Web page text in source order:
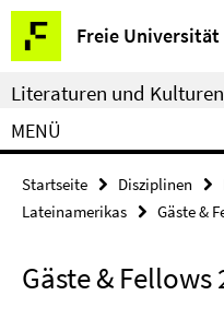
Springe
direkt
zu
Inhalt
Freie
Service-
Navigation
Literaturen und
MENÜ
Startseite Disziplinen
Lateinamerikas
Gäste &
Gäste & Fellows